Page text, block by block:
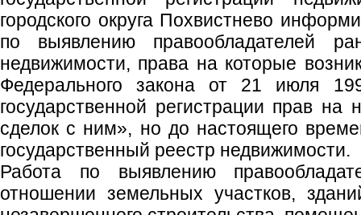
городского округа Похвистнево
по выявлению правообладателей
недвижимости, права на которые
Федерального закона от 21 июля
государственной регистрации прав
сделок с ним», но до настоящего
государственный реестр недвижимости.
Работа по выявлению
отношении земельных участков,